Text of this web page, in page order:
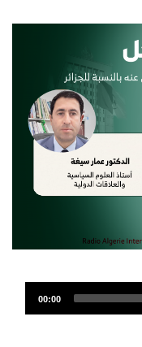
00:00